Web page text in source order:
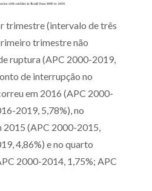
trimestre (intervalo de três
trimestre não
ruptura (APC 2000-2019,
de interrupção no
em 2016 (APC 2000-
2019, 5,78%), no
(APC 2000-2015,
4,86%) e no quarto
2000-2014, 1,75%; APC